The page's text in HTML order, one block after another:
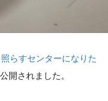
らすセンターになりた
開されました。